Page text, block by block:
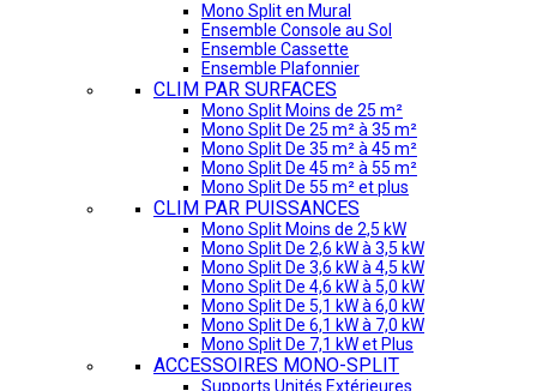
Mono Split en Mural
Ensemble Console au Sol
Ensemble Cassette
Ensemble Plafonnier
CLIM PAR SURFACES
Mono Split Moins de 25 m²
Mono Split De 25 m² à 35 m²
Mono Split De 35 m² à 45 m²
Mono Split De 45 m² à 55 m²
Mono Split De 55 m² et plus
CLIM PAR PUISSANCES
Mono Split Moins de 2,5 kW
Mono Split De 2,6 kW à 3,5 kW
Mono Split De 3,6 kW à 4,5 kW
Mono Split De 4,6 kW à 5,0 kW
Mono Split De 5,1 kW à 6,0 kW
Mono Split De 6,1 kW à 7,0 kW
Mono Split De 7,1 kW et Plus
ACCESSOIRES MONO-SPLIT
Supports Unités Extérieures